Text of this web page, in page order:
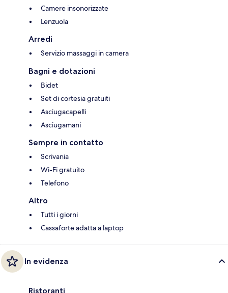
Camere insonorizzate
Lenzuola
Arredi
Servizio massaggi in camera
Bagni e dotazioni
Bidet
Set di cortesia gratuiti
Asciugacapelli
Asciugamani
Sempre in contatto
Scrivania
Wi-Fi gratuito
Telefono
Altro
Tutti i giorni
Cassaforte adatta a laptop
In evidenza
Ristoranti